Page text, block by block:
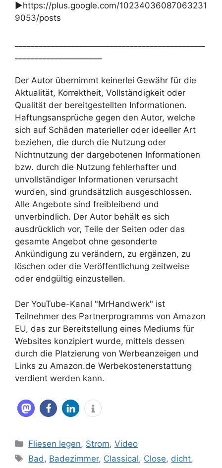
►https://plus.google.com/10234036087063231
9053/posts
Der Autor übernimmt keinerlei Gewähr für die
Aktualität, Korrektheit, Vollständigkeit oder
Qualität der bereitgestellten Informationen.
Haftungsansprüche gegen den Autor, welche
sich auf Schäden materieller oder ideeller Art
beziehen, die durch die Nutzung oder
Nichtnutzung der dargebotenen Informationen
bzw. durch die Nutzung fehlerhafter und
unvollständiger Informationen verursacht
wurden, sind grundsätzlich ausgeschlossen.
Alle Angebote sind freibleibend und
unverbindlich. Der Autor behält es sich
ausdrücklich vor, Teile der Seiten oder das
gesamte Angebot ohne gesonderte
Ankündigung zu verändern, zu ergänzen, zu
löschen oder die Veröffentlichung zeitweise
oder endgültig einzustellen.
Der YouTube-Kanal "MrHandwerk" ist
Teilnehmer des Partnerprogramms von Amazon
EU, das zur Bereitstellung eines Mediums für
Websites konzipiert wurde, mittels dessen
durch die Platzierung von Werbeanzeigen und
Links zu Amazon.de Werbekostenerstattung
verdient werden kann.
Kategorien
Fliesen legen, Strom,Video
Schlagwörter
Bad, Badezimmer, Classical, Close, dicht,